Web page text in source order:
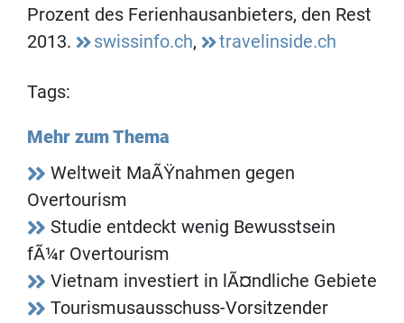
Prozent des Ferienhausanbieters, den Rest
2013.
swissinfo.ch, travelinside.ch
Tags:
Mehr zum Thema
Weltweit MaÃŸnahmen gegen
Overtourism
Studie entdeckt wenig Bewusstsein
fÃ¼r Overtourism
Vietnam investiert in lÃ¤ndliche Gebiete
Tourismusausschuss-Vorsitzender